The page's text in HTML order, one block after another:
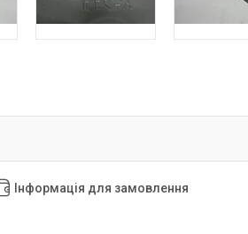
Інформація для замовлення